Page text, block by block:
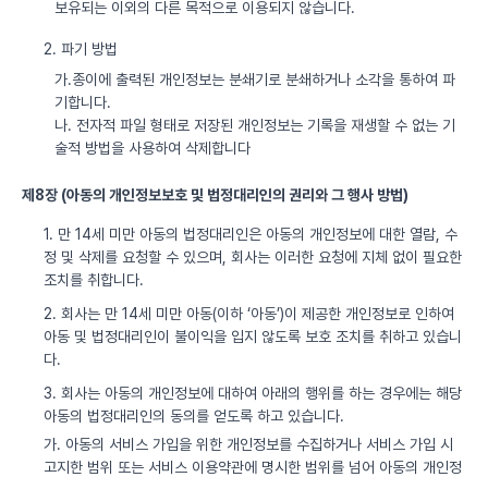
보유되는 이외의 다른 목적으로 이용되지 않습니다.
2. 파기 방법
가.종이에 출력된 개인정보는 분쇄기로 분쇄하거나 소각을 통하여 파
기합니다.
나. 전자적 파일 형태로 저장된 개인정보는 기록을 재생할 수 없는 기
술적 방법을 사용하여 삭제합니다
제8장 (아동의 개인정보보호 및 법정대리인의 권리와 그 행사 방법)
1. 만 14세 미만 아동의 법정대리인은 아동의 개인정보에 대한 열람, 수
정 및 삭제를 요청할 수 있으며, 회사는 이러한 요청에 지체 없이 필요한
조치를 취합니다.
2. 회사는 만 14세 미만 아동(이하 ‘아동’)이 제공한 개인정보로 인하여
아동 및 법정대리인이 불이익을 입지 않도록 보호 조치를 취하고 있습니
다.
3. 회사는 아동의 개인정보에 대하여 아래의 행위를 하는 경우에는 해당
아동의 법정대리인의 동의를 얻도록 하고 있습니다.
가. 아동의 서비스 가입을 위한 개인정보를 수집하거나 서비스 가입 시
고지한 범위 또는 서비스 이용약관에 명시한 범위를 넘어 아동의 개인정